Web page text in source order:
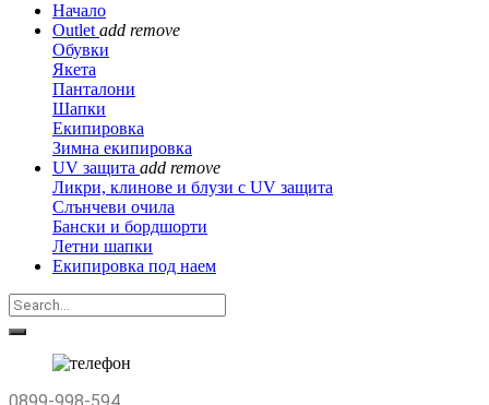
Начало
Outlet add remove
Обувки
Якета
Панталони
Шапки
Екипировка
Зимна екипировка
UV защита add remove
Ликри, клинове и блузи с UV защита
Слънчеви очила
Бански и бордшорти
Летни шапки
Екипировка под наем